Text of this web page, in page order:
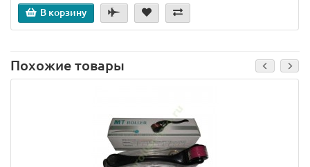
В корзину
Похожие товары